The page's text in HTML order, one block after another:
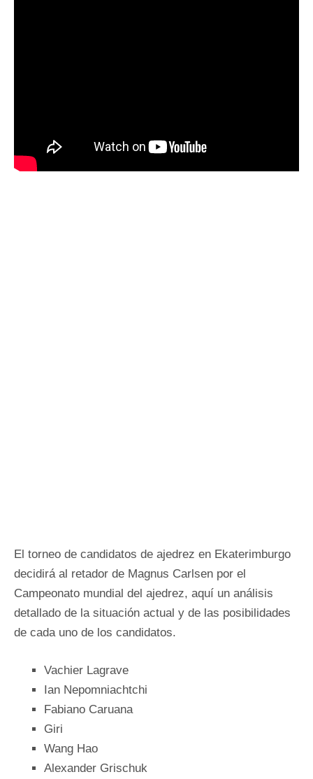
El torneo de candidatos de ajedrez en Ekaterimburgo
decidirá al retador de Magnus Carlsen por el
Campeonato mundial del ajedrez, aquí un análisis
detallado de la situación actual y de las posibilidades
de cada uno de los candidatos.
Vachier Lagrave
Ian Nepomniachtchi
Fabiano Caruana
Giri
Wang Hao
Alexander Grischuk